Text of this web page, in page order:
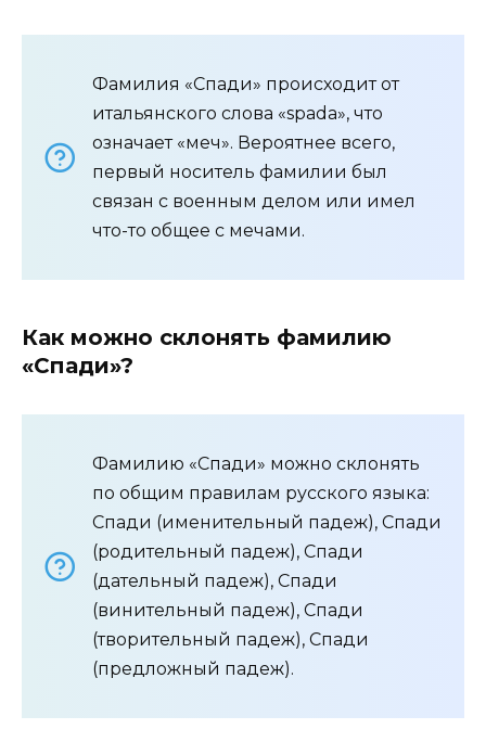
Фамилия «Спади» происходит от
итальянского слова «spada», что
означает «меч». Вероятнее всего,
первый носитель фамилии был
связан с военным делом или имел
что-то общее с мечами.
Как можно склонять фамилию
«Спади»?
Фамилию «Спади» можно склонять
по общим правилам русского языка:
Спади (именительный падеж), Спади
(родительный падеж), Спади
(дательный падеж), Спади
(винительный падеж), Спади
(творительный падеж), Спади
(предложный падеж).